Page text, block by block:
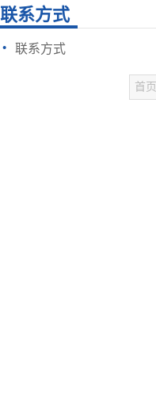
联系方式
· 联系方式
首页